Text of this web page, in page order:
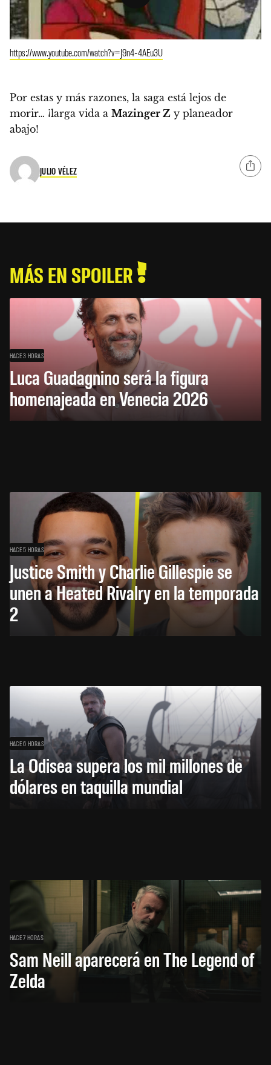
https://www.youtube.com/watch?v=J9n4-4AEu3U
Por estas y más razones, la saga está lejos de
morir… ¡larga vida a Mazinger Z y planeador
abajo!
JULIO VÉLEZ
MÁS EN SPOILER
HACE 3 HORAS
Luca Guadagnino será la figura
homenajeada en Venecia 2026
HACE 5 HORAS
Justice Smith y Charlie Gillespie se
unen a Heated Rivalry en la temporada
2
HACE 6 HORAS
La Odisea supera los mil millones de
dólares en taquilla mundial
HACE 7 HORAS
Sam Neill aparecerá en The Legend of
Zelda